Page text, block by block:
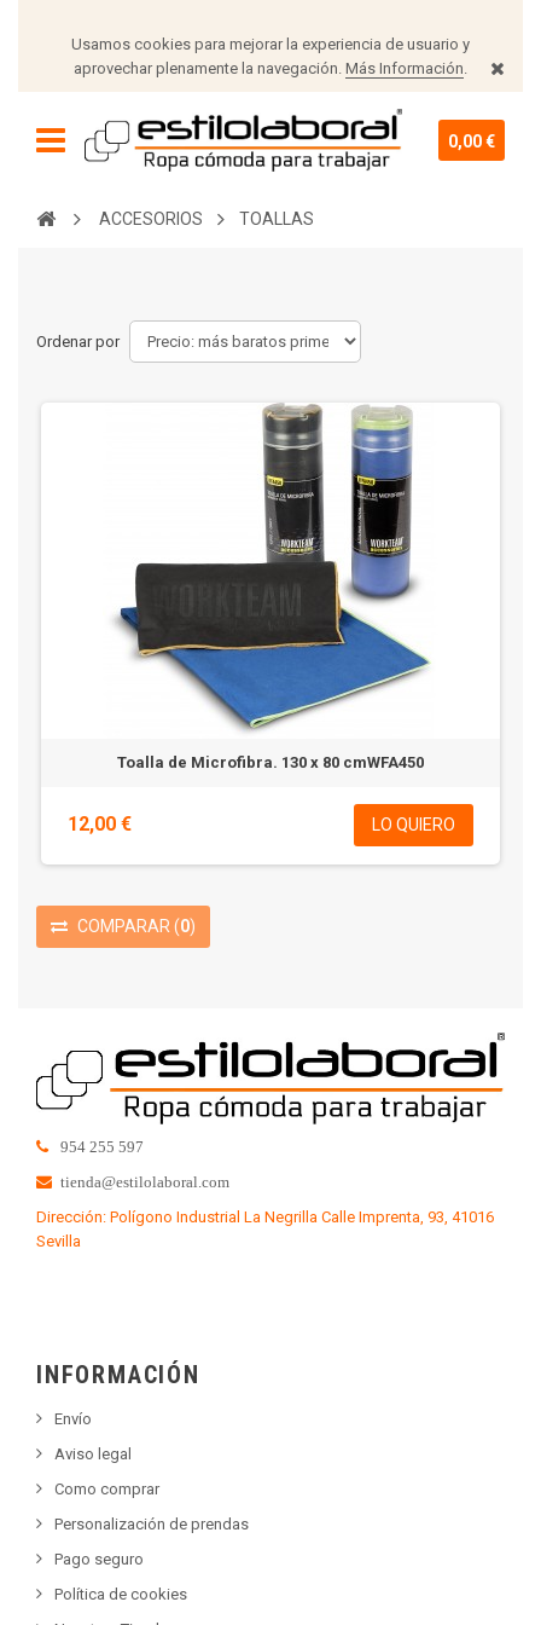
Usamos cookies para mejorar la experiencia de usuario y
aprovechar plenamente la navegación. Más Información.
0,00 €
ACCESORIOS TOALLAS
Ordenar por
Toalla de Microfibra. 130 x 80 cmWFA450
12,00 € LO QUIERO
COMPARAR (0)
954 255 597
tienda@estilolaboral.com
Dirección: Polígono Industrial La Negrilla Calle Imprenta, 93, 41016
Sevilla
INFORMACIÓN
Envío
Aviso legal
Como comprar
Personalización de prendas
Pago seguro
Política de cookies